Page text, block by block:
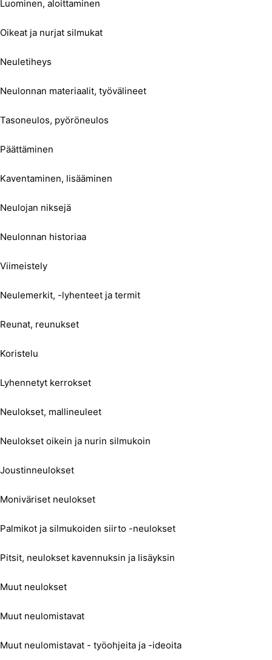
Luominen, aloittaminen
Oikeat ja nurjat silmukat
Neuletiheys
Neulonnan materiaalit, työvälineet
Tasoneulos, pyöröneulos
Päättäminen
Kaventaminen, lisääminen
Neulojan niksejä
Neulonnan historiaa
Viimeistely
Neulemerkit, -lyhenteet ja termit
Reunat, reunukset
Koristelu
Lyhennetyt kerrokset
Neulokset, mallineuleet
Neulokset oikein ja nurin silmukoin
Joustinneulokset
Moniväriset neulokset
Palmikot ja silmukoiden siirto -neulokset
Pitsit, neulokset kavennuksin ja lisäyksin
Muut neulokset
Muut neulomistavat
Muut neulomistavat - työohjeita ja -ideoita